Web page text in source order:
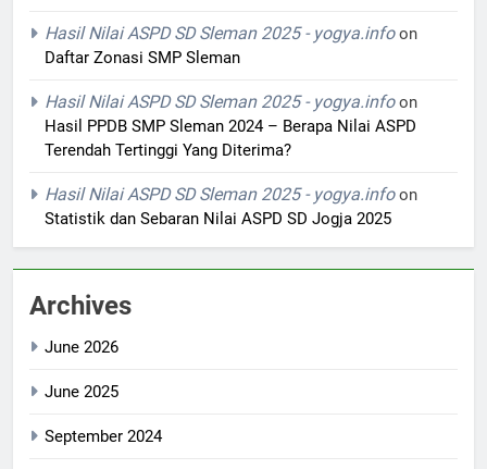
Hasil Nilai ASPD SD Sleman 2025 - yogya.infoon
Daftar Zonasi SMP Sleman
Hasil Nilai ASPD SD Sleman 2025 - yogya.infoon
Hasil PPDB SMP Sleman 2024 – Berapa Nilai ASPD
Terendah Tertinggi Yang Diterima?
Hasil Nilai ASPD SD Sleman 2025 - yogya.infoon
Statistik dan Sebaran Nilai ASPD SD Jogja 2025
Archives
June 2026
June 2025
September 2024